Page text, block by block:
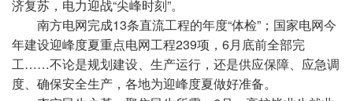
济复苏，电力迎战“尖峰时刻”。
南方电网完成13条直流工程的年度“体检”；国家电网今
年建设迎峰度夏重点电网工程239项，6月底前全部完
工……不论是规划建设、生产运行，还是供应保障、应急调
度、确保安全生产，各地为迎峰度夏做好准备。